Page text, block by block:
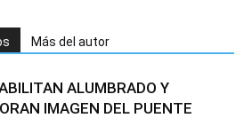
Más del autor
ALUMBRADO Y
IMAGEN DEL PUENTE